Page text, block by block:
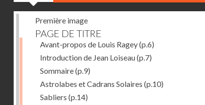
Première image
PAGE DE TITRE
Avant-propos de Louis Ragey(p.6)
Introduction de Jean Loiseau(p.7)
Sommaire(p.9)
Astrolabes et Cadrans Solaires (p.10)
Sabliers (p.14)